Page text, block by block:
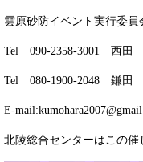
雲原砂防イベント実行委員
Tel 090-2358-3001 西田
Tel 080-1900-2048 鎌田
E-mail:
北陵総合センターはこの催